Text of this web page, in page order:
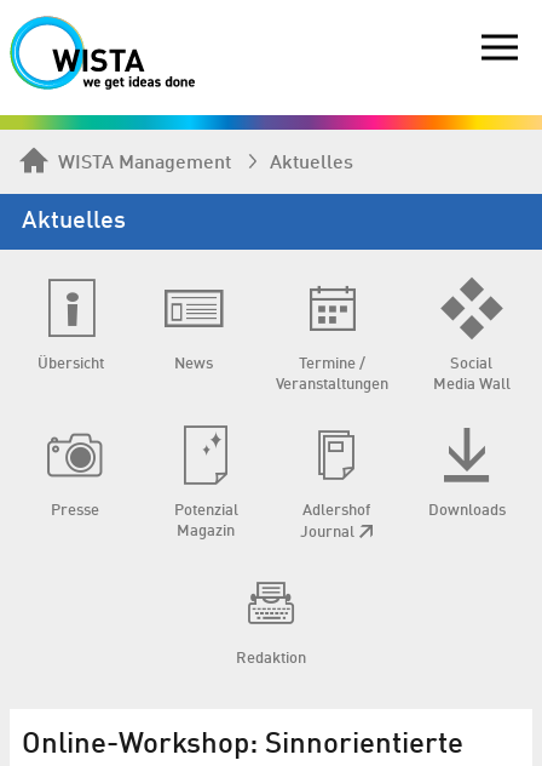
WISTA Management Aktuelles
Aktuelles
Übersicht News
Termine /
Veranstaltungen
Social
Media Wall
Presse
Potenzial
Magazin
Adlershof
Journal
Downloads
Redaktion
Online-Workshop: Sinnorientierte